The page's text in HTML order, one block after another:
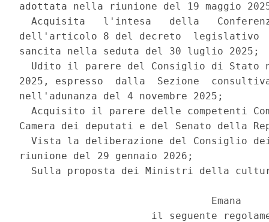
adottata nella riunione del 19 maggio
Acquisita   l'intesa   della
dell'articolo 8 del decreto  legislativo
sancita nella seduta del 30 luglio 2025;
Udito il parere del Consiglio di Stato
2025, espresso  dalla  Sezione
nell'adunanza del 4 novembre 2025;
Acquisito il parere delle competenti
Camera dei deputati e del Senato della
Vista la deliberazione del Consiglio
riunione del 29 gennaio 2026;
Sulla proposta dei Ministri della
                                Emana
il seguente